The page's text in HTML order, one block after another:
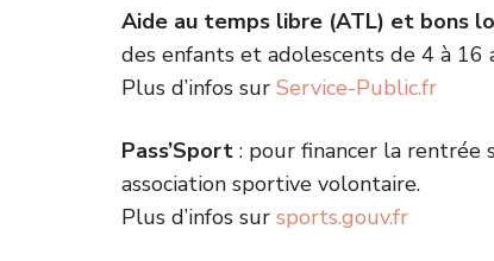
Aide au temps libre (ATL) et bons
des enfants et adolescents de 4 à 16
Plus d’infos sur Service-Public.fr
Pass’Sport : pour financer la rentrée
association sportive volontaire.
Plus d’infos sur sports.gouv.fr